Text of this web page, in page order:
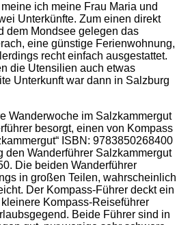
ich meine Frau Maria und
Unterkünfte. Zum einen direkt
dem Mondsee gelegen das
eine günstige Ferienwohnung,
recht einfach ausgestattet.
die Utensilien auch etwas
Unterkunft war dann in Salzburg
Wanderwoche im Salzkammergut
besorgt, einen von Kompass
ISBN: 9783850268400
den Wanderführer Salzkammergut
Die beiden Wanderführer
in großen Teilen, wahrscheinlich
Der Kompass-Führer deckt ein
Kompass-Reiseführer
Beide Führer sind in